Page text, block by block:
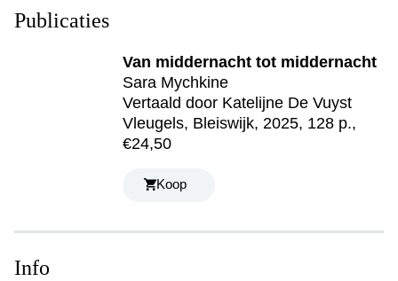
Publicaties
Van middernacht tot middernacht
Sara Mychkine
Vertaald door Katelijne De Vuyst
Vleugels, Bleiswijk, 2025, 128 p.,
€24,50
Koop
Info